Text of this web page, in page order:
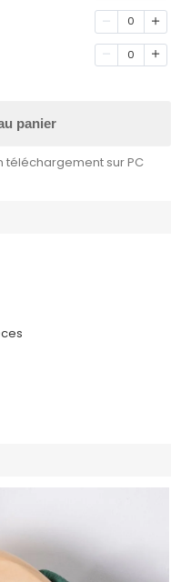
0
0
panier
téléchargement sur PC